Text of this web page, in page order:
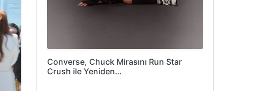
Converse, Chuck Mirasını Run Star
Crush ile Yeniden…